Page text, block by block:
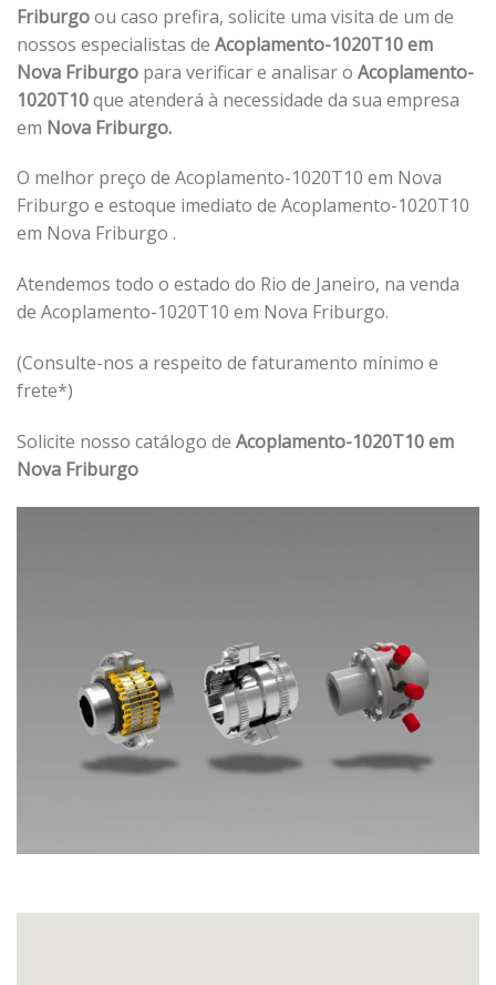
Friburgoou caso prefira, solicite uma visita de um de
nossos especialistas de Acoplamento-1020T10 em
Nova Friburgo para verificar e analisar o Acoplamento-
1020T10que atenderá à necessidade da sua empresa
em Nova Friburgo.
O melhor preço de Acoplamento-1020T10 em Nova
Friburgo e estoque imediato de Acoplamento-1020T10
em Nova Friburgo .
Atendemos todo o estado do Rio de Janeiro, na venda
de Acoplamento-1020T10 em Nova Friburgo.
(Consulte-nos a respeito de faturamento mínimo e
frete*)
Solicite nosso catálogo de Acoplamento-1020T10 em
Nova Friburgo